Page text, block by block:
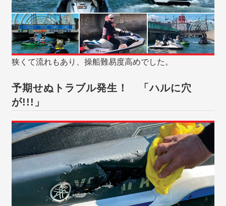
狭くて流れもあり、操船難易度高めでした。
予期せぬトラブル発生！ 「ハルに穴
が!!!」